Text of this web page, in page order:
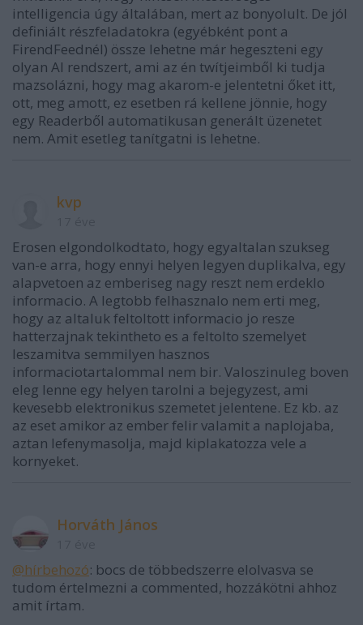
intelligencia úgy általában, mert az bonyolult. De jól
definiált részfeladatokra (egyébként pont a
FirendFeednél) össze lehetne már hegeszteni egy
olyan AI rendszert, ami az én twítjeimből ki tudja
mazsolázni, hogy mag akarom-e jelentetni őket itt,
ott, meg amott, ez esetben rá kellene jönnie, hogy
egy Readerből automatikusan generált üzenetet
nem. Amit esetleg tanítgatni is lehetne.
kvp
Erosen elgondolkodtato, hogy egyaltalan szukseg
van-e arra, hogy ennyi helyen legyen duplikalva, egy
alapvetoen az emberiseg nagy reszt nem erdeklo
informacio. A legtobb felhasznalo nem erti meg,
hogy az altaluk feltoltott informacio jo resze
hatterzajnak tekintheto es a feltolto szemelyet
leszamitva semmilyen hasznos
informaciotartalommal nem bir. Valoszinuleg boven
eleg lenne egy helyen tarolni a bejegyzest, ami
kevesebb elektronikus szemetet jelentene. Ez kb. az
az eset amikor az ember felir valamit a naplojaba,
aztan lefenymasolja, majd kiplakatozza vele a
kornyeket.
Horváth János
@hírbehozó: bocs de többedszerre elolvasva se
tudom értelmezni a commented, hozzákötni ahhoz
amit írtam.